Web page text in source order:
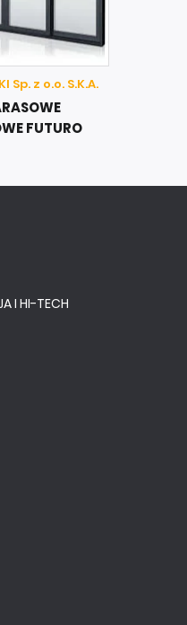
Sp. z o.o. S.K.A.
FUTURO
I HI-TECH